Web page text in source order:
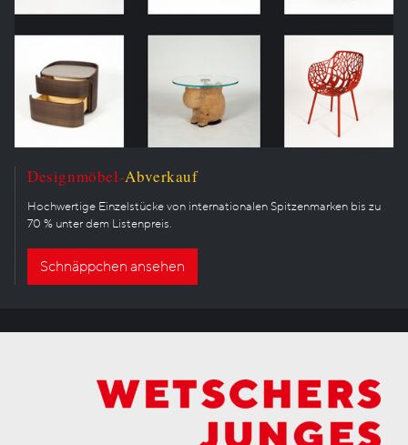
Designmöbel-Abverkauf
Hochwertige Einzelstücke von internationalen Spitzenmarken bis zu
70 % unter dem Listenpreis.
Schnäppchen ansehen